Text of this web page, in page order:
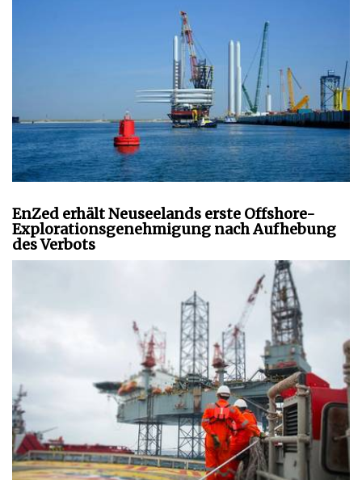
EnZed erhält Neuseelands erste Offshore-
Explorationsgenehmigung nach Aufhebung
des Verbots